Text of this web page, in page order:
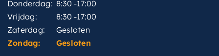
Donderdag: 8:30 -17:00
Vrijdag:
8:30 -17:00
Zaterdag:
Gesloten
Zondag:
Gesloten